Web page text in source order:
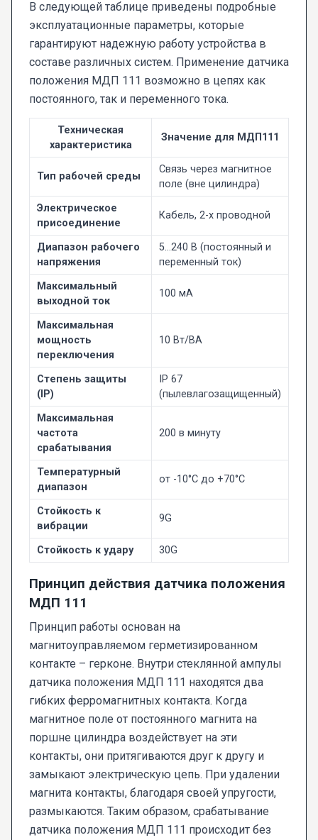
В следующей таблице приведены подробные
эксплуатационные параметры, которые
гарантируют надежную работу устройства в
составе различных систем. Применение датчика
положения МДП 111 возможно в цепях как
постоянного, так и переменного тока.
Техническая
характеристика
Значение для МДП111
Тип рабочей среды
Связь через магнитное
поле (вне цилиндра)
Электрическое
присоединение
Кабель, 2-х проводной
Диапазон рабочего
напряжения
5…240 В (постоянный и
переменный ток)
Максимальный
выходной ток
100 мА
Максимальная
мощность
переключения
10 Вт/ВА
Степень защиты
(IP)
IP 67
(пылевлагозащищенный)
Максимальная
частота
срабатывания
200 в минуту
Температурный
диапазон
от -10°C до +70°C
Стойкость к
вибрации
9G
Стойкость к удару 30G
Принцип действия датчика положения
МДП 111
Принцип работы основан на
магнитоуправляемом герметизированном
контакте – герконе. Внутри стеклянной ампулы
датчика положения МДП 111 находятся два
гибких ферромагнитных контакта. Когда
магнитное поле от постоянного магнита на
поршне цилиндра воздействует на эти
контакты, они притягиваются друг к другу и
замыкают электрическую цепь. При удалении
магнита контакты, благодаря своей упругости,
размыкаются. Таким образом, срабатывание
датчика положения МДП 111 происходит без